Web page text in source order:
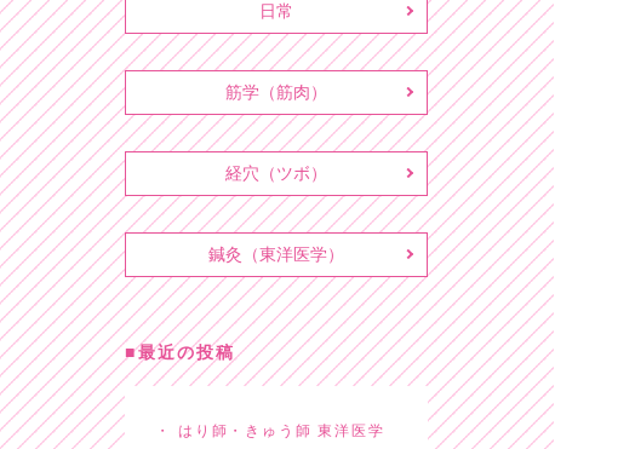
日常
筋学（筋肉）
経穴（ツボ）
鍼灸（東洋医学）
最近の投稿
はり師・きゅう師 東洋医学